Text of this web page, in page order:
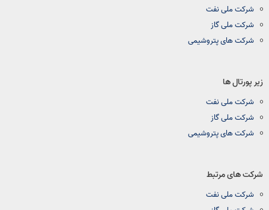
شرکت ملی نفت
شرکت ملی گاز
شرکت های پتروشیمی
زیر پورتال ها
شرکت ملی نفت
شرکت ملی گاز
شرکت های پتروشیمی
شرکت های مرتبط
شرکت ملی نفت